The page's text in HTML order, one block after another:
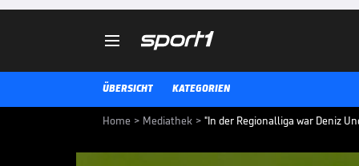

ÜBERSICHT KATEGORIEN
Home > Mediathek > "In der Regionalliga war Deniz